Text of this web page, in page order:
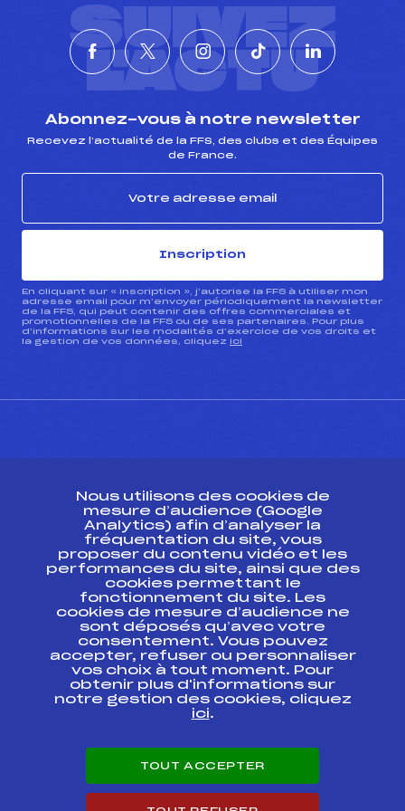
SUIVEZ
L'ACTU
Abonnez-vous à notre newsletter
Recevez l’actualité de la FFS, des clubs et des Équipes
de France.
Inscription
En cliquant sur « inscription », j’autorise la FFS à utiliser mon
adresse email pour m’envoyer périodiquement la newsletter
de la FFS, qui peut contenir des offres commerciales et
promotionnelles de la FFS ou de ses partenaires. Pour plus
d’informations sur les modalités d’exercice de vos droits et
la gestion de vos données, cliquez ici
Ressources
Pass’Neige
Projet sportif fédéral
Projet de performance fédéral
Antidopage
Pôle Développement, Formation, Suivi
Scientifique
Listes ministérielles
Pôle vie de l’athlète
Enseignement professionnel
Carrières
Nous utilisons des cookies de
mesure d’audience (Google
Analytics) afin d’analyser la
fréquentation du site, vous
proposer du contenu vidéo et les
performances du site, ainsi que des
cookies permettant le
fonctionnement du site. Les
cookies de mesure d’audience ne
sont déposés qu’avec votre
consentement. Vous pouvez
accepter, refuser ou personnaliser
vos choix à tout moment. Pour
obtenir plus d'informations sur
notre gestion des cookies, cliquez
ici.
TOUT ACCEPTER